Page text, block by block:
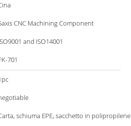
CNC Machining Component
and ISO14001
701
schiuma EPE, sacchetto in polipropilene